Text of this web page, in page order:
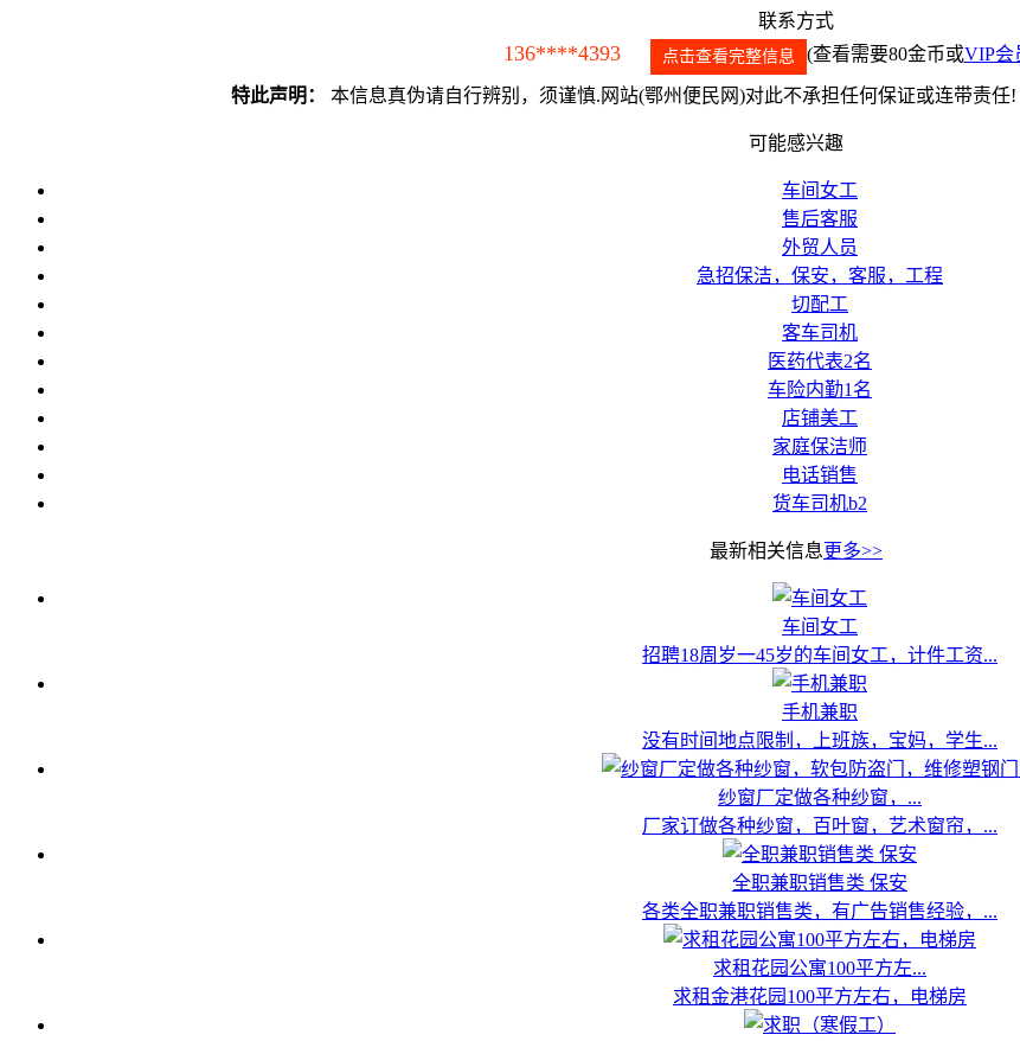
联系方式
136****4393 点击查看完整信息 (查看需要80金币或VIP会
特此声明： 本信息真伪请自行辨别，须谨慎.网站(鄂州便民网)对此不承担任何保证或连带责任
可能感兴趣
车间女工
售后客服
外贸人员
急招保洁，保安，客服，工程
切配工
客车司机
医药代表2名
车险内勤1名
店铺美工
家庭保洁师
电话销售
货车司机b2
最新相关信息更多>>
车间女工
招聘18周岁一45岁的车间女工，计件工资...
手机兼职
没有时间地点限制，上班族，宝妈，学生...
纱窗厂定做各种纱窗，...
厂家订做各种纱窗，百叶窗，艺术窗帘，...
全职兼职销售类 保安
各类全职兼职销售类，有广告销售经验，...
求租花园公寓100平方左...
求租金港花园100平方左右，电梯房